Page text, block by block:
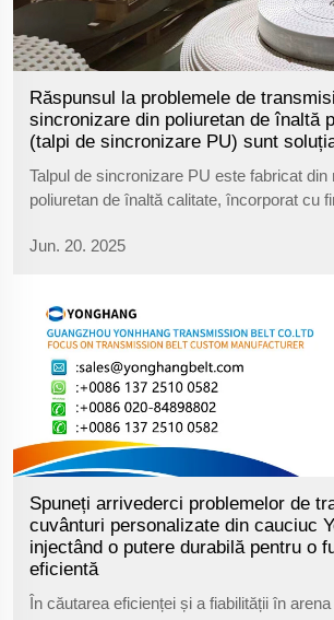
Răspunsul la problemele de
sincronizare din poliuretan de înaltă
(talpi de sincronizare PU) sunt
Talpul de sincronizare PU este fabricat din
poliuretan de înaltă calitate, încorporat cu
rezolva problemele de transmisie:
Jun. 20. 2025
Spuneți arrivederci problemelor de
cuvânturi personalizate din cauciuc
injectând o putere durabilă pentru o
eficientă
În căutarea eficienței și a fiabilității în